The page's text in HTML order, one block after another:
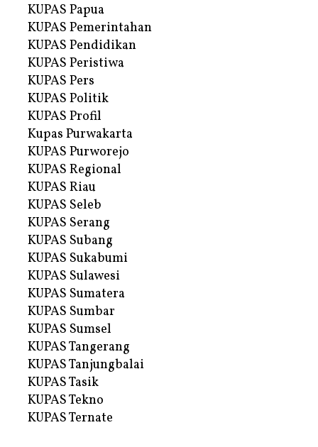
KUPAS Papua
KUPAS Pemerintahan
KUPAS Pendidikan
KUPAS Peristiwa
KUPAS Pers
KUPAS Politik
KUPAS Profil
Kupas Purwakarta
KUPAS Purworejo
KUPAS Regional
KUPAS Riau
KUPAS Seleb
KUPAS Serang
KUPAS Subang
KUPAS Sukabumi
KUPAS Sulawesi
KUPAS Sumatera
KUPAS Sumbar
KUPAS Sumsel
KUPAS Tangerang
KUPAS Tanjungbalai
KUPAS Tasik
KUPAS Tekno
KUPAS Ternate